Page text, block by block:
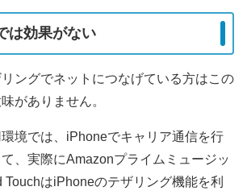
は効果がない
ングでネットにつなげている方はこの
がありません。
境では、iPhoneでキャリア通信を行
、実際にAmazonプライムミュージッ
TouchはiPhoneのテザリング機能を利